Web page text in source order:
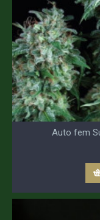
Auto fem